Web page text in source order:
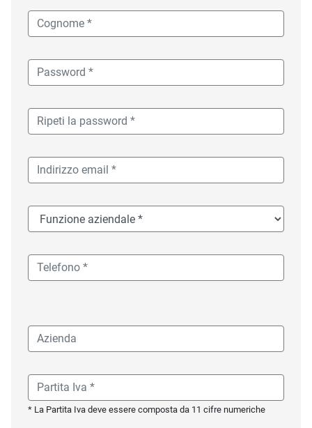
* La Partita Iva deve essere composta da 11 cifre numeriche